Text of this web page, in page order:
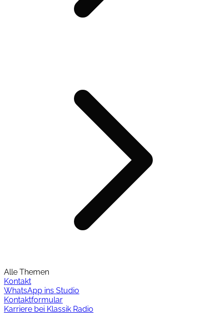
Alle Themen
Kontakt
WhatsApp ins Studio
Kontaktformular
Karriere bei Klassik Radio